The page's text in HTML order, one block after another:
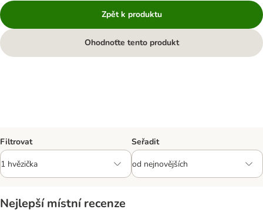
Zpět k produktu
Ohodnoťte tento produkt
Filtrovat Seřadit
Nejlepší místní recenze